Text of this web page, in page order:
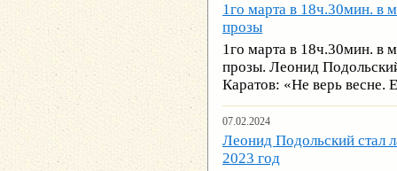
1го марта в 18ч.30мин. в
прозы
1го марта в 18ч.30мин. в
прозы. Леонид
Каратов: «Не верь весне.
07.02.2024
Леонид Подольский стал
2023 год